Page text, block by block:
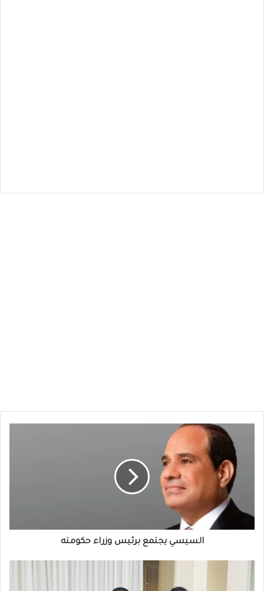
برئيس
حكومته
السيسي يجتمع برئيس وزراء حكومته